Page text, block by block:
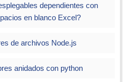
dependientes con
en blanco Excel?
de archivos Node.js
anidados con python